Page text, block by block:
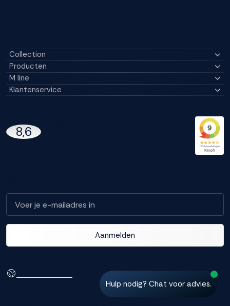
Hulp nodig? Chat voor advies.
Collection
Producten
M line
Klantenservice
8,6
Aanmelden